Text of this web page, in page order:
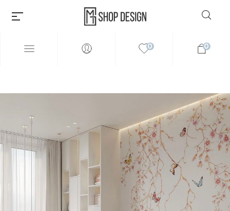
Millions of people around the
world visit Envato to buy and
sell creative assets, use smart
0 0